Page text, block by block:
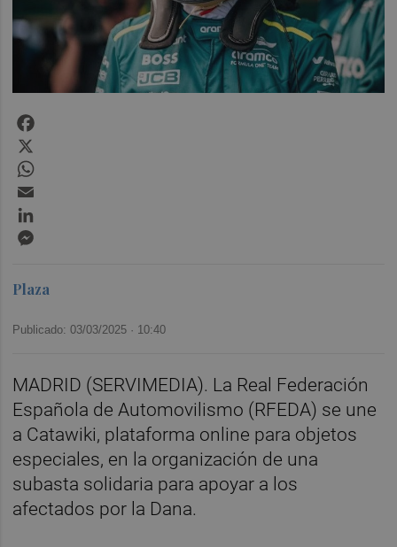
Plaza
Publicado: 03/03/2025 · 10:40
MADRID (SERVIMEDIA). La Real Federación
Española de Automovilismo (RFEDA) se une
a Catawiki, plataforma online para objetos
especiales, en la organización de una
subasta solidaria para apoyar a los
afectados por la Dana.